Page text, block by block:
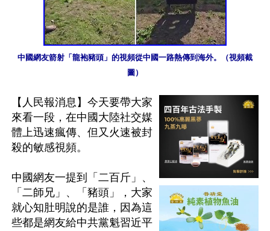
中國網友箭射「龍袍豬頭」的視頻從中國一路熱傳到海外。（視頻截
圖）
【人民報消息】今天要帶大家
來看一段，在中國大陸社交媒
體上迅速瘋傳、但又火速被封
殺的敏感視頻。
中國網友一提到「二百斤」、
「二師兄」、「豬頭」，大家
就心知肚明說的是誰，因為這
些都是網友給中共黨魁習近平